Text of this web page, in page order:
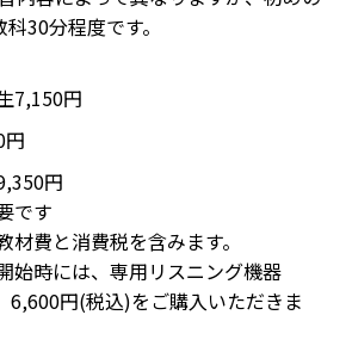
30分程度です。
7,150円
円
です
費と消費税を含みます。
始時には、専用リスニング機器
6,600円(税込)をご購入いただきま